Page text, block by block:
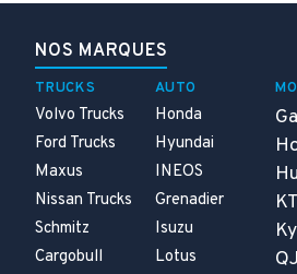
NOS MARQUES
TRUCKS
Volvo Trucks
Ford Trucks
Maxus
Nissan Trucks
Schmitz
Cargobull
AUTO
Honda
Hyundai
INEOS
Grenadier
Isuzu
Lotus